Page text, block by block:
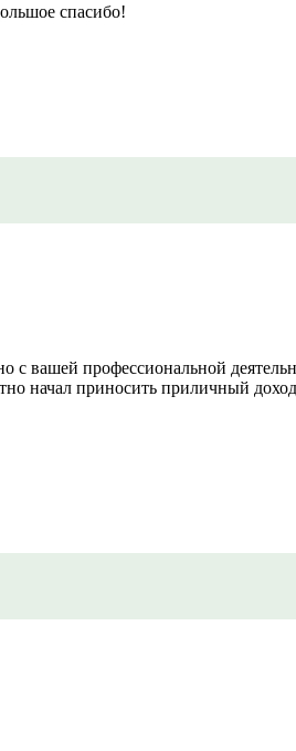
спасибо!
с вашей профессиональной
начал приносить приличный